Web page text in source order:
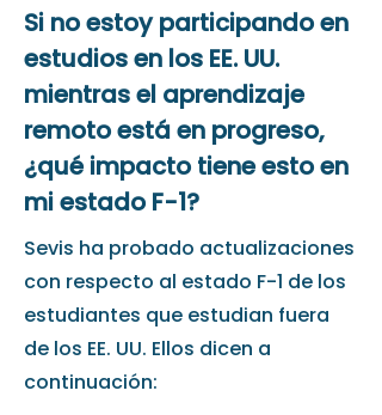
Si no estoy participando en
estudios en los EE. UU.
mientras el aprendizaje
remoto está en progreso,
¿qué impacto tiene esto en
mi estado F-1?
Sevis ha probado actualizaciones
con respecto al estado F-1 de los
estudiantes que estudian fuera
de los EE. UU. Ellos dicen a
continuación: